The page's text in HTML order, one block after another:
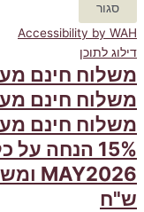
סגור
Accessibility by WAH
דילוג לתוכן
משלוח חינם מעל 399
משלוח חינם מעל 399
משלוח חינם מעל 499
15% הנחה על
ש"ח